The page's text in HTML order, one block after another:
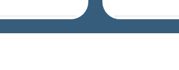
नभाँडिएको सद्भाव :